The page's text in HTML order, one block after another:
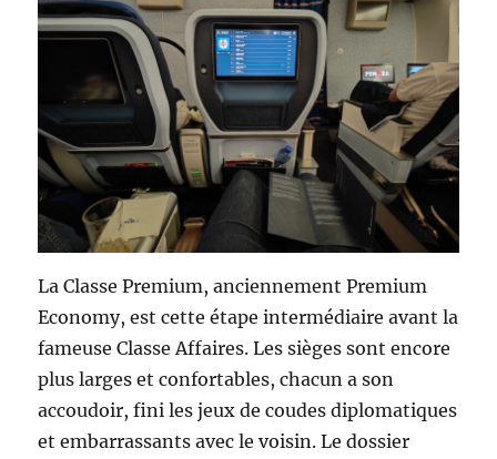
La Classe Premium, anciennement Premium
Economy, est cette étape intermédiaire avant la
fameuse Classe Affaires. Les sièges sont encore
plus larges et confortables, chacun a son
accoudoir, fini les jeux de coudes diplomatiques
et embarrassants avec le voisin. Le dossier